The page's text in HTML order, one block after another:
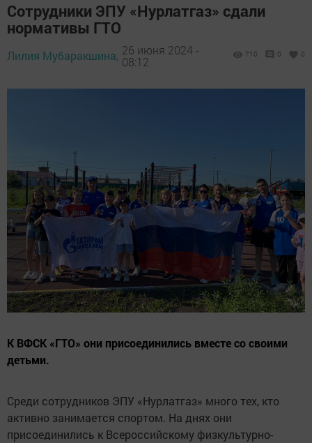
Сотрудники ЭПУ «Нурлатгаз» сдали
нормативы ГТО
Лилия Мубаракшина, 26 июня 2024 -
08:12
710 0 0
К ВФСК «ГТО» они присоединились вместе со своими
детьми.
Среди сотрудников ЭПУ «Нурлатгаз» много тех, кто
активно занимается спортом. На днях они
присоединились к Всероссийскому физкультурно-